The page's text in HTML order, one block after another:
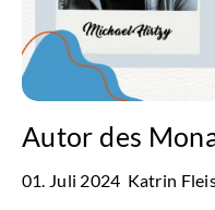
Autor des
01. Juli 2024 Katrin